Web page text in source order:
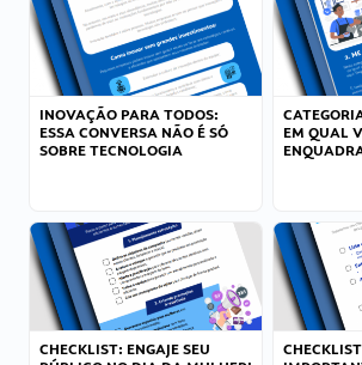
INOVAÇÃO PARA TODOS:
ESSA CONVERSA NÃO É SÓ
SOBRE TECNOLOGIA
EM QUAL
CHECKLIST: ENGAJE SEU